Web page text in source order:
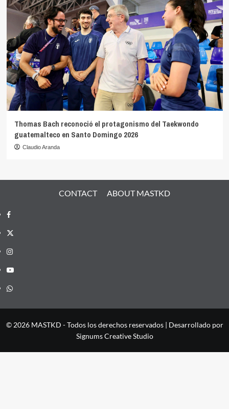
Thomas Bach reconoció el protagonismo del Taekwondo
guatemalteco en Santo Domingo 2026
Claudio Aranda
CONTACT ABOUT MASTKD
Facebook
X
Instagram
YouTube
Whatsapp